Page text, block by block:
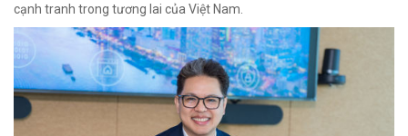
cạnh tranh trong tương lai của Việt Nam.